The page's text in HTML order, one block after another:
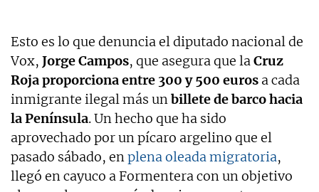
Esto es lo que denuncia el diputado nacional de
Vox, Jorge Campos, que asegura que laCruz
Roja proporciona entre 300 y 500 euros a cada
inmigrante ilegal más unbillete de barco hacia
la Península. Un hecho que ha sido
aprovechado por un pícaro argelino que el
pasado sábado, enplena oleada migratoria,
llegó en cayuco a Formentera con un objetivo